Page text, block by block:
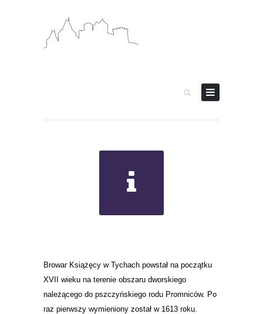
Browar Książęcy w Tychach powstał na początku
XVII wieku na terenie obszaru dworskiego
należącego do pszczyńskiego rodu Promniców. Po
raz pierwszy wymieniony został w 1613 roku.